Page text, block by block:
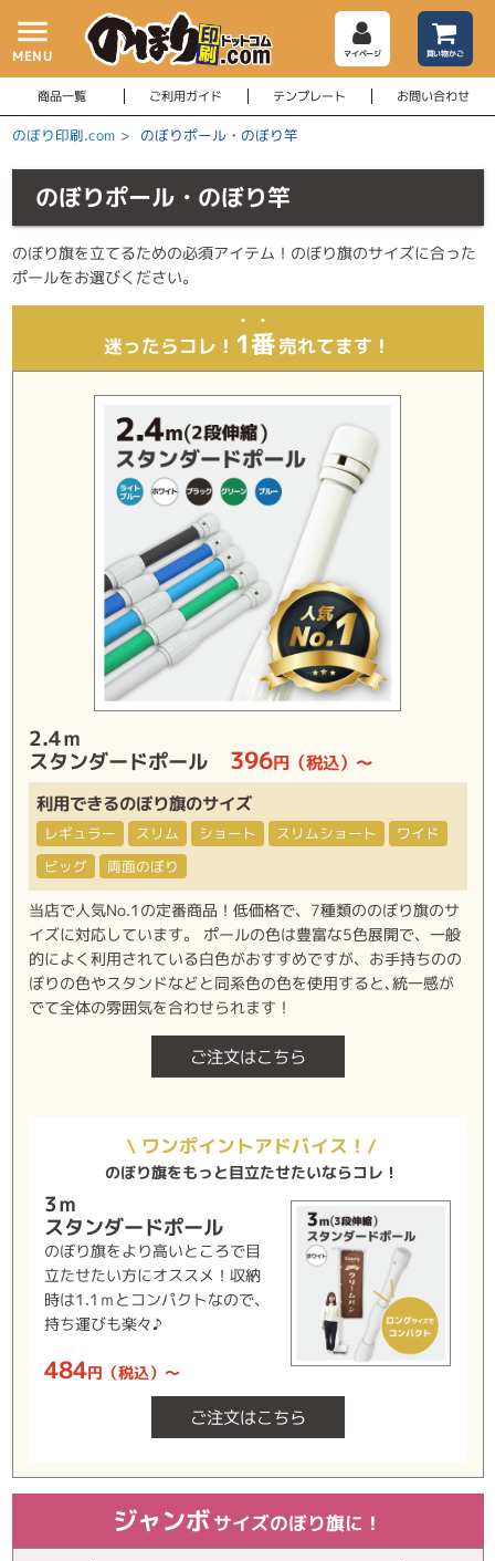
menu
MENU マイページ 買い物かご
商品一覧 ご利用ガイド テンプレート お問い合わせ
のぼり印刷.com > のぼりポール・のぼり竿
のぼりポール・のぼり竿
のぼり旗を立てるための必須アイテム！のぼり旗のサイズに合った
ポールをお選びください。
迷ったらコレ！ 1番売れてます！
2.4ｍ
スタンダードポール
396円（税込）～
利用できるのぼり旗のサイズ
レギュラー スリム ショート スリムショート
ワイド
ビッグ
両面のぼり
当店で人気No.1の定番商品！低価格で、7種類ののぼり旗のサ
イズに対応しています。 ポールの色は豊富な5色展開で、一般
的によく利用されている白色がおすすめですが、お手持ちのの
ぼりの色やスタンドなどと同系色の色を使用すると､統一感が
でて全体の雰囲気を合わせられます！
ご注文はこちら
\ ワンポイントアドバイス！/
のぼり旗をもっと目立たせたいならコレ！
3ｍ
スタンダードポール
のぼり旗をより高いところで目
立たせたい方にオススメ！収納
時は1.1ｍとコンパクトなので、
持ち運びも楽々♪
484円（税込）～
ご注文はこちら
ジャンボサイズのぼり旗に！